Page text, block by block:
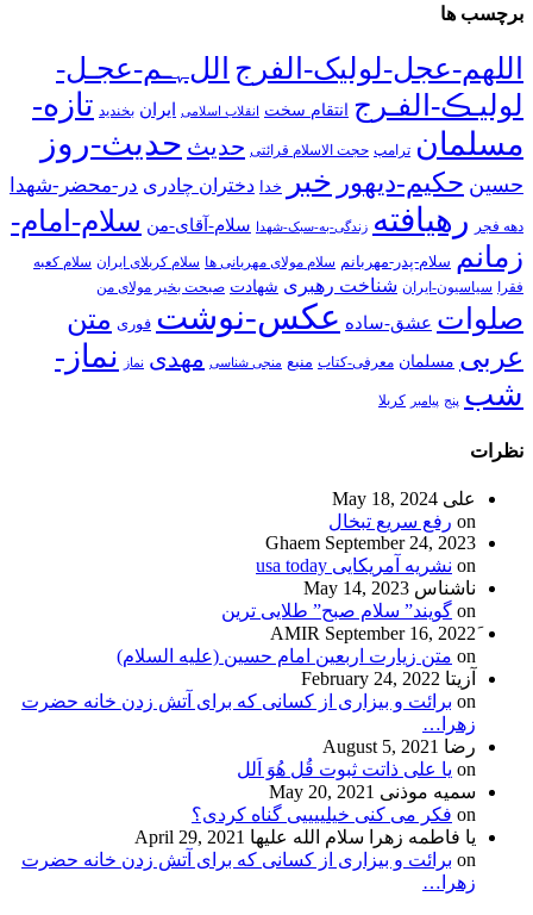
برچسب ها
اللهم-عجل-لولیک-الفرج اللﮩـم-عجـل-
لولیـڪ-الفـرج انتقام سخت انقلاب اسلامی ایران بخندید تازه-
مسلمان ترامپ حجت الاسلام قرائتی حدیث حدیث-روز
حسین حکیم-دیهور خبر خدا دختران چادری در-محضر-شهدا
دهه فجر رهیافته زندگی-به-سبک-شهدا سلام-آقای-من سلام-امام-
زمانم سلام-پدر-مهربانم سلام مولای مهربانی ها سلام کربلای ایران سلام کعبه
فقرا
سیاسیون-ایران شناخت رهبری شهادت صبحت بخیر مولای من
صلوات عشق-ساده عکس-نوشت فوری متن
عربی مسلمان معرفی-کتاب منبع منجی شناسی مهدی نماز
نماز-
شب پنج پیامبر کربلا
نظرات
علی May 18, 2024
on رفع سریع تبخال
Ghaem September 24, 2023
on نشریه آمریکایی usa today
ناشناس May 14, 2023
on گویند” سلام صبح” طلایی ترین
September 16, 2022
on متن زیارت اربعین امام حسین (علیه السلام)
آزیتا February 24, 2022
on برائت و بیزاری از کسانی که برای آتش زدن خانه حضرت
زهرا…
رضا August 5, 2021
on یا علی ذاتت ثبوت قُل هُوَ اَلل
سمیه موذنی May 20, 2021
on فکر می کنی خیلییییی گناه کردی؟
یا فاطمه زهرا سلام الله علیها April 29, 2021
on برائت و بیزاری از کسانی که برای آتش زدن خانه حضرت
زهرا…